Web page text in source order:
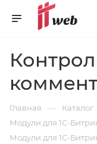
Главная — Каталог
Модули для 1С-
Модули для 1С-